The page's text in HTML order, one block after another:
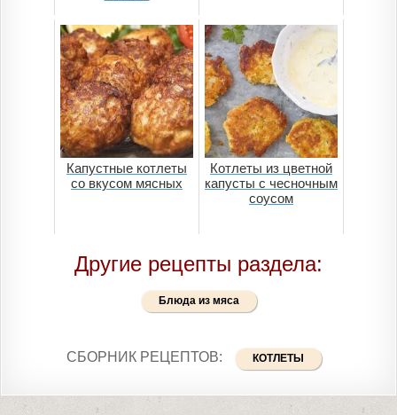
Капустные котлеты
со вкусом мясных
Котлеты из цветной
капусты с чесночным
соусом
Другие рецепты раздела:
Блюда из мяса
СБОРНИК РЕЦЕПТОВ: КОТЛЕТЫ